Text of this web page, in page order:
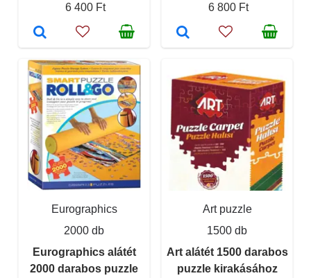
6 400 Ft
6 800 Ft
Eurographics
2000 db
Eurographics alátét
2000 darabos puzzle
Art puzzle
1500 db
Art alátét 1500 darabos
puzzle kirakásához